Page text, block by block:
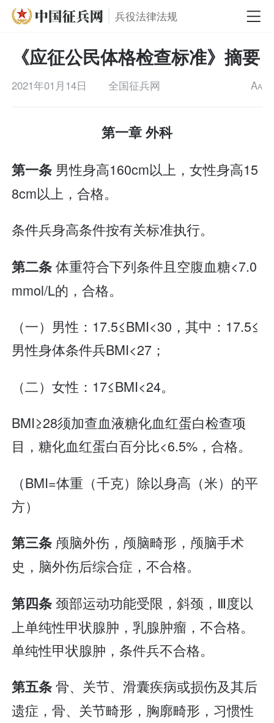
兵役法律法规
《应征公民体格检查标准》摘要
2021年01月14日 全国征兵网 AA
第一章 外科
第一条 男性身高160cm以上，女性身高15
8cm以上，合格。
条件兵身高条件按有关标准执行。
第二条体重符合下列条件且空腹血糖<7.0
mmol/L的，合格。
（一）男性：17.5≤BMI<30，其中：17.5≤
男性身体条件兵BMI<27；
（二）女性：17≤BMI<24。
BMI≥28须加查血液糖化血红蛋白检查项
目，糖化血红蛋白百分比<6.5%，合格。
（BMI=体重（千克）除以身高（米）的平
方）
第三条 颅脑外伤，颅脑畸形，颅脑手术
史，脑外伤后综合症，不合格。
第四条颈部运动功能受限，斜颈，Ⅲ度以
上单纯性甲状腺肿，乳腺肿瘤，不合格。
单纯性甲状腺肿，条件兵不合格。
第五条骨、关节、滑囊疾病或损伤及其后
遗症，骨、关节畸形，胸廓畸形，习惯性